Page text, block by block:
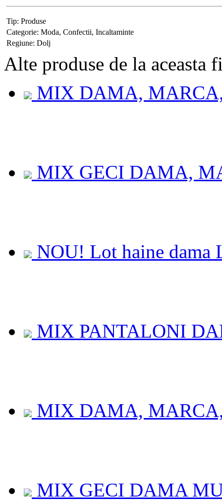
Tip: Produse
Categorie: Moda, Confectii, Incaltaminte
Regiune: Dolj
Alte produse de la aceasta
MIX DAMA,
MIX GECI DAMA,
NOU! Lot haine dama
MIX PANTALONI
MIX DAMA,
MIX GECI DAMA